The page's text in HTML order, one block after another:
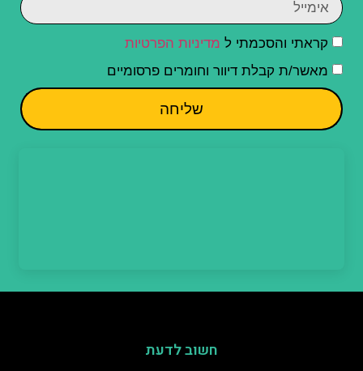
קראתי והסכמתי ל מדיניות הפרטיות
מאשר/ת קבלת דיוור וחומרים פרסומיים
שליחה
חשוב לדעת